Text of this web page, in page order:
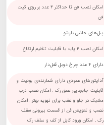
امکان نصب فن تا حداکثر 4 عدد بر روی کیت
فن
پنل‌های جانبی بازشو
امکان نصب 4 پایه با قابلیت تنظیم ارتفاع
دارای 4 عدد چرخ دوبل قفل‌دار
آداپتورهای عمودی دارای شمارنده‌ی یونیت و
قابلیت جابجایی عمق رک , امکان نصب درب
مشبک در جلو و عقب برای تهویه بهتر , امکان
نصب و تعویض فن از قسمت بیرونی سقف
رک , امکان ورود کابل از کف و سقف رک